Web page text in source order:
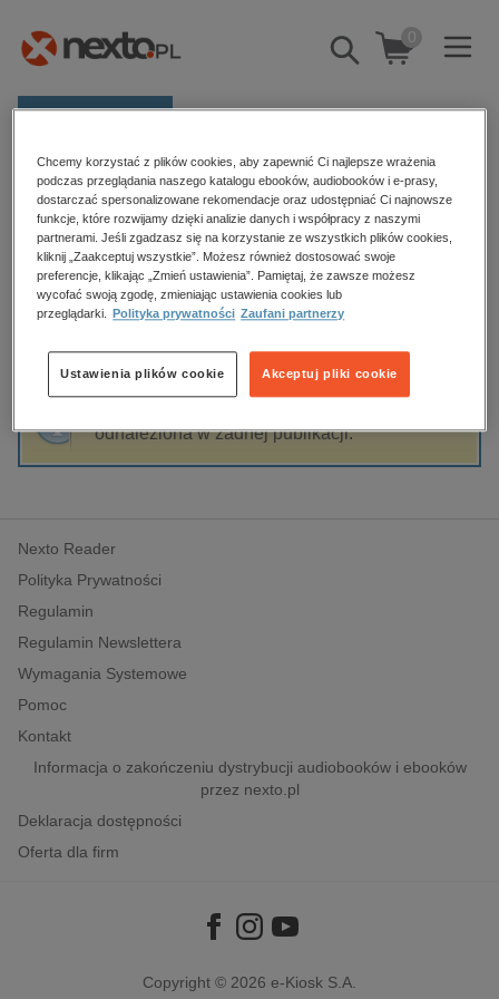
Pokaż/schowaj
wyszukiwarkę
0
Kategorie
Zobacz wszystkie E-prasa
budownictwo, aranżacja wnętrz
biznesowe, branżowe, gospodarka
dzienniki
edukacja
hobby, sport, rozrywka
komputery, internet, technologie, informatyka
polityka, społeczno-informacyjne
psychologiczne
inne
popularno-naukowe
historia
Strona główna Izabela Warwas
Izabela Warwas
Sortowanie Filtrowanie
odnaleziona w żadnej publikacji.
Nexto Reader
Polityka Prywatności
Regulamin
Regulamin Newslettera
Wymagania Systemowe
Pomoc
Kontakt
Informacja o zakończeniu dystrybucji audiobooków i ebooków
przez nexto.pl
Deklaracja dostępności
Oferta dla firm
Copyright © 2026 e-Kiosk S.A.
Chcemy korzystać z plików cookies, aby zapewnić Ci najlepsze wrażenia
podczas przeglądania naszego katalogu ebooków, audiobooków i e-prasy,
dostarczać spersonalizowane rekomendacje oraz udostępniać Ci najnowsze
funkcje, które rozwijamy dzięki analizie danych i współpracy z naszymi
partnerami. Jeśli zgadzasz się na korzystanie ze wszystkich plików cookies,
kliknij „Zaakceptuj wszystkie”. Możesz również dostosować swoje
preferencje, klikając „Zmień ustawienia”. Pamiętaj, że zawsze możesz
wycofać swoją zgodę, zmieniając ustawienia cookies lub
przeglądarki.
Polityka prywatności Zaufani partnerzy
Akceptuj pliki cookie
Ustawienia plików cookie